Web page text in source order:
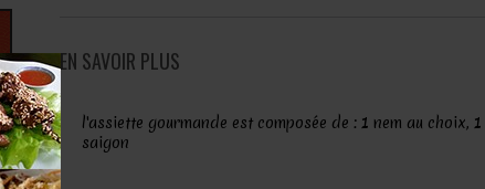
EN SAVOIR PLUS
l'assiette gourmande est composée de : 1 nem au
saigon